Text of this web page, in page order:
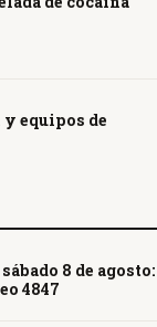
equipos de
8 de agosto:
4847